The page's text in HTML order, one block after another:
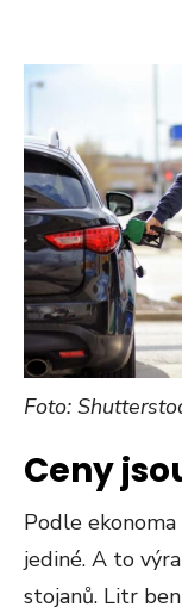
Foto:
Ceny
Podle
jediné. A to
stojanů. Litr